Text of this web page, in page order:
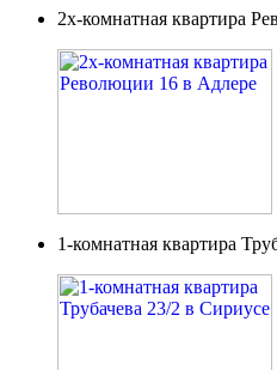
2х-комнатная квартира
1-комнатная квартира